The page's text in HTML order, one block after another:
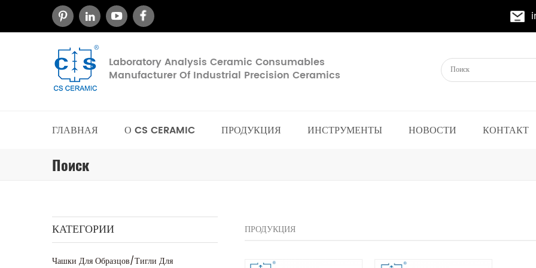
Laboratory Analysis Ceramic Consumables
Manufacturer Of Industrial Precision Ceramics
ГЛАВНАЯ О CS CERAMIC ПРОДУКЦИЯ ИНСТРУМЕНТЫ НОВОСТИ КОНТАКТ
Поиск
КАТЕГОРИИ
Чашки Для Образцов/тигли Для
ПРОДУКЦИЯ